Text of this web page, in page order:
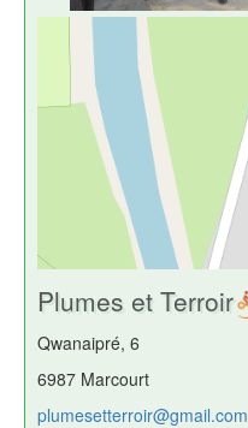
Plumes et Terroir
Qwanaipré, 6
6987 Marcourt
plumesetterroir@gmail.com